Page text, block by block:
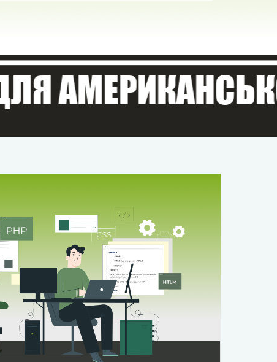
АМЕРИКАНСЬКОЇ